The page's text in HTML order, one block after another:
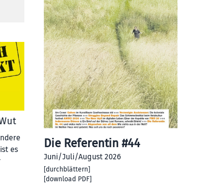
es
Die Referentin #44
Juni/Juli/August 2026
[durchblättern]
[download PDF]